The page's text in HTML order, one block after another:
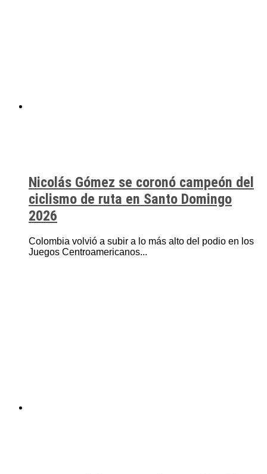
Nicolás Gómez se coronó campeón del
ciclismo de ruta en Santo Domingo
2026
Colombia volvió a subir a lo más alto del podio en los
Juegos Centroamericanos...